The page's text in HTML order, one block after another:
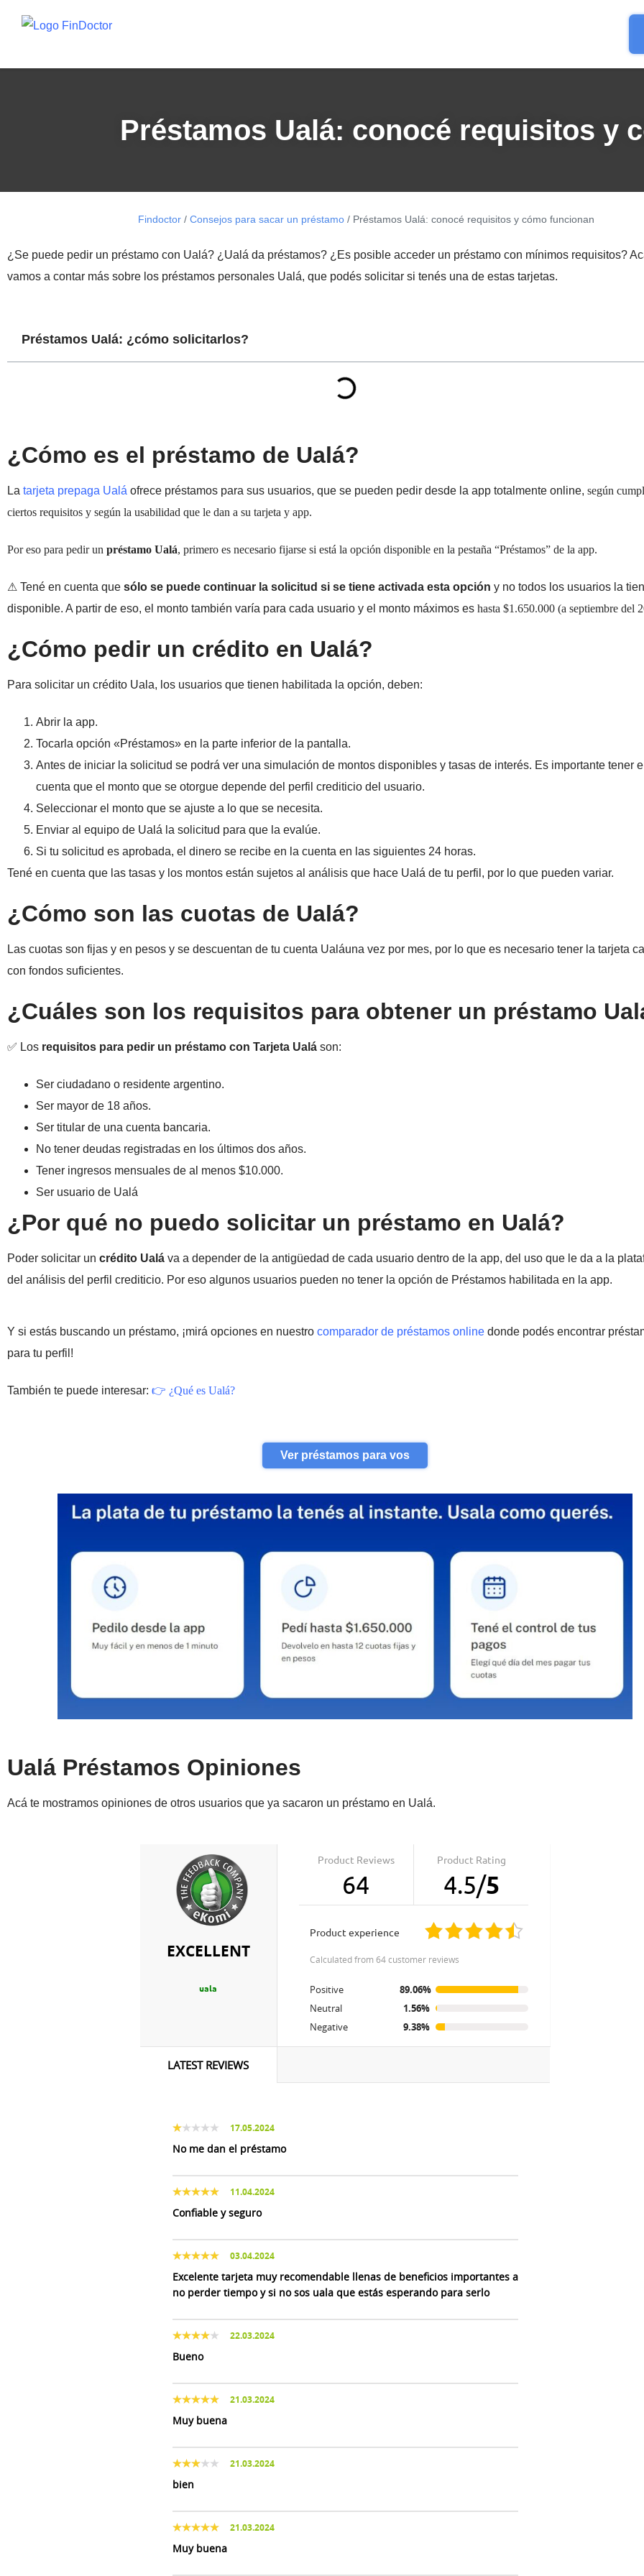
Préstamos Ualá: conocé requisitos y
Findoctor / Consejos para sacar un préstamo / Préstamos Ualá: conocé requisitos y cómo funcionan
¿Se puede pedir un préstamo con Ualá? ¿Ualá da préstamos? ¿Es posible acceder un préstamo con mínimos requisitos?
vamos a contar más sobre los préstamos personales Ualá, que podés solicitar si tenés una de estas tarjetas.
Préstamos Ualá: ¿cómo solicitarlos?
¿Cómo es el préstamo de Ualá?
La tarjeta prepaga Ualá ofrece préstamos para sus usuarios, que se pueden pedir desde la app totalmente online, según
ciertos requisitos y según la usabilidad que le dan a su tarjeta y app.
Por eso para pedir un préstamo Ualá, primero es necesario fijarse si está la opción disponible en la pestaña “Préstamos” de la app.
⚠ Tené en cuenta que sólo se puede continuar la solicitud si se tiene activada esta opción y no todos los usuarios la
disponible. A partir de eso, el monto también varía para cada usuario y el monto máximos es hasta $1.650.000 (a septiembre del
¿Cómo pedir un crédito en Ualá?
Para solicitar un crédito Uala, los usuarios que tienen habilitada la opción, deben:
Abrir la app.
Tocarla opción «Préstamos» en la parte inferior de la pantalla.
Antes de iniciar la solicitud se podrá ver una simulación de montos disponibles y tasas de interés. Es importante tener
cuenta que el monto que se otorgue depende del perfil crediticio del usuario.
Seleccionar el monto que se ajuste a lo que se necesita.
Enviar al equipo de Ualá la solicitud para que la evalúe.
Si tu solicitud es aprobada, el dinero se recibe en la cuenta en las siguientes 24 horas.
Tené en cuenta que las tasas y los montos están sujetos al análisis que hace Ualá de tu perfil, por lo que pueden variar.
¿Cómo son las cuotas de Ualá?
Las cuotas son fijas y en pesos y se descuentan de tu cuenta Ualáuna vez por mes, por lo que es necesario tener la tarjeta
con fondos suficientes.
¿Cuáles son los requisitos para obtener un préstamo
✅ Los requisitos para pedir un préstamo con Tarjeta Ualá son:
Ser ciudadano o residente argentino.
Ser mayor de 18 años.
Ser titular de una cuenta bancaria.
No tener deudas registradas en los últimos dos años.
Tener ingresos mensuales de al menos $10.000.
Ser usuario de Ualá
¿Por qué no puedo solicitar un préstamo en Ualá?
Poder solicitar un crédito Ualá va a depender de la antigüedad de cada usuario dentro de la app, del uso que le da a la
del análisis del perfil crediticio. Por eso algunos usuarios pueden no tener la opción de Préstamos habilitada en la app.
Y si estás buscando un préstamo, ¡mirá opciones en nuestro comparador de préstamos online donde podés encontrar
para tu perfil!
También te puede interesar: 👉 ¿Qué es Ualá?
Ver préstamos para vos
Ualá Préstamos Opiniones
Acá te mostramos opiniones de otros usuarios que ya sacaron un préstamo en Ualá.
EXCELLENT
uala
Product Reviews
64
Product Rating
4.5/5
product experience
calculated from 64 customer reviews
Positive
89.06%
Neutral
1.56%
Negative
9.38%
LATEST REVIEWS
17.05.2024
No me dan el préstamo
11.04.2024
Confiable y seguro
03.04.2024
Excelente tarjeta muy recomendable llenas de beneficios importantes a
no perder tiempo y si no sos uala que estás esperando para serlo
22.03.2024
Bueno
21.03.2024
Muy buena
21.03.2024
bien
21.03.2024
Muy buena